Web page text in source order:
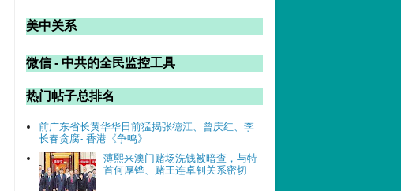
美中关系
微信 - 中共的全民监控工具
热门帖子总排名
前广东省长黄华华日前猛揭张德江、曾庆红、李
长春贪腐- 香港《争鸣》
薄熙来澳门赌场洗钱被暗查，与特
首何厚铧、赌王连卓钊关系密切